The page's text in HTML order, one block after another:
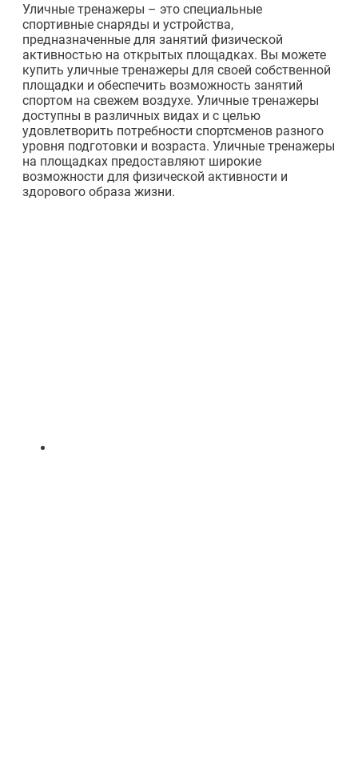
Уличные тренажеры – это специальные
спортивные снаряды и устройства,
предназначенные для занятий физической
активностью на открытых площадках. Вы можете
купить уличные тренажеры для своей собственной
площадки и обеспечить возможность занятий
спортом на свежем воздухе. Уличные тренажеры
доступны в различных видах и с целью
удовлетворить потребности спортсменов разного
уровня подготовки и возраста. Уличные тренажеры
на площадках предоставляют широкие
возможности для физической активности и
здорового образа жизни.